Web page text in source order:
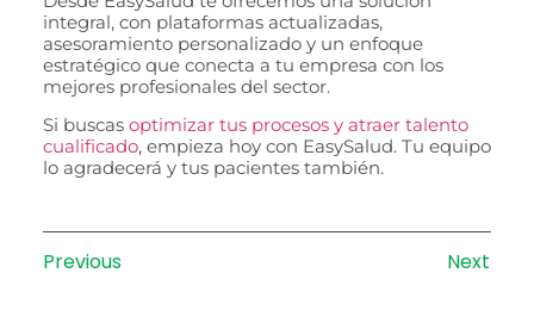
integral, con plataformas actualizadas,
asesoramiento personalizado y un enfoque
estratégico que conecta a tu empresa con los
mejores profesionales del sector.
Si buscas optimizar tus procesos y atraer talento
cualificado, empieza hoy con EasySalud. Tu equipo
lo agradecerá y tus pacientes también.
Previous Next